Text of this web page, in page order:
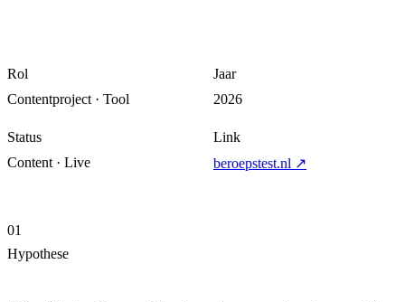
Rol
Contentproject · Tool
Jaar
2026
Status
Content · Live
Link
beroepstest.nl ↗
01
Hypothese